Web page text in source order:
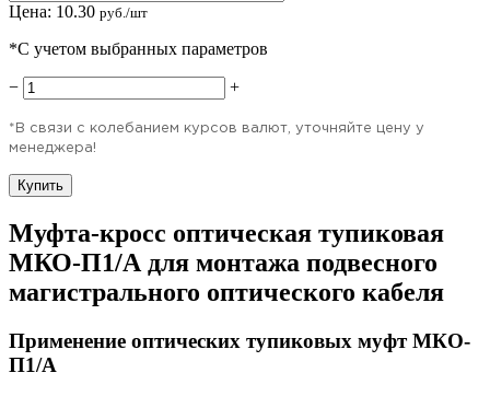
Цена: 10.30 руб./шт
*С учетом выбранных параметров
− +
*В связи с колебанием курсов валют, уточняйте цену у
менеджера!
Купить
Муфта-кросс оптическая тупиковая
МКО-П1/А для монтажа подвесного
магистрального оптического кабеля
Применение оптических тупиковых муфт МКО-
П1/А